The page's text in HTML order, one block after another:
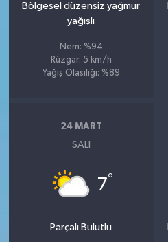
Bölgesel düzensiz yağmur
yağışlı
Nem: %94
Rüzgar: 5 km/h
Yağış Olasılığı: %89
24 MART
SALI
7°
Parçalı Bulutlu